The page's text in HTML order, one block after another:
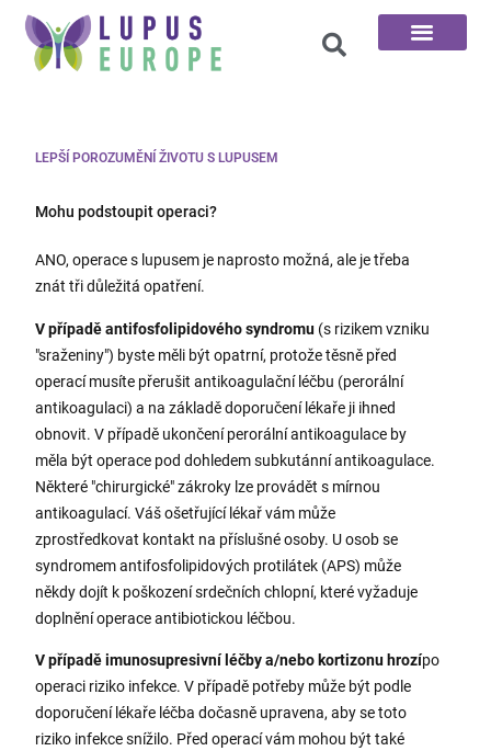
LEPŠÍ POROZUMĚNÍ ŽIVOTU S LUPUSEM
Mohu podstoupit operaci?
ANO, operace s lupusem je naprosto možná, ale je třeba
znát tři důležitá opatření.
V případě antifosfolipidového syndromu (s rizikem vzniku
"sraženiny") byste měli být opatrní, protože těsně před
operací musíte přerušit antikoagulační léčbu (perorální
antikoagulaci) a na základě doporučení lékaře ji ihned
obnovit. V případě ukončení perorální antikoagulace by
měla být operace pod dohledem subkutánní antikoagulace.
Některé "chirurgické" zákroky lze provádět s mírnou
antikoagulací. Váš ošetřující lékař vám může
zprostředkovat kontakt na příslušné osoby. U osob se
syndromem antifosfolipidových protilátek (APS) může
někdy dojít k poškození srdečních chlopní, které vyžaduje
doplnění operace antibiotickou léčbou.
V případě imunosupresivní léčby a/nebo kortizonu hrozípo
operaci riziko infekce. V případě potřeby může být podle
doporučení lékaře léčba dočasně upravena, aby se toto
riziko infekce snížilo. Před operací vám mohou být také